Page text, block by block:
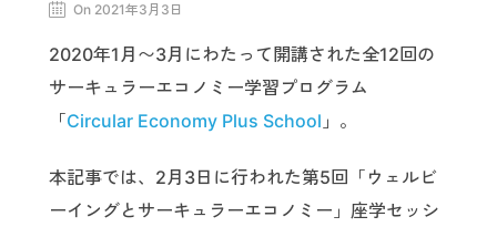
On 2021年3月3日
2020年1月〜3月にわたって開講された全12回の
サーキュラーエコノミー学習プログラム
「Circular Economy Plus School 」。
本記事では、2月3日に行われた第5回「ウェルビ
ーイングとサーキュラーエコノミー」座学セッシ